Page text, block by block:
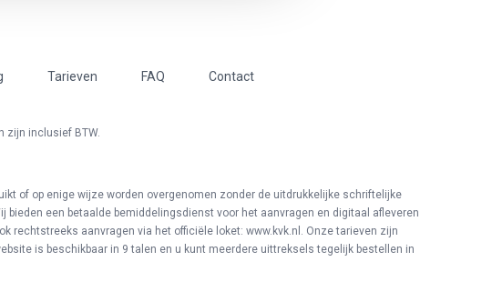
Tarieven FAQ Contact
zijn inclusief BTW.
of op enige wijze worden overgenomen zonder de uitdrukkelijke schriftelijke
een betaalde bemiddelingsdienst voor het aanvragen en digitaal afleveren
rechtstreeks aanvragen via het officiële loket: www.kvk.nl. Onze tarieven zijn
is beschikbaar in 9 talen en u kunt meerdere uittreksels tegelijk bestellen in